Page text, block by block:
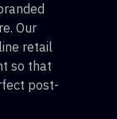
Our
retail
so that
post-